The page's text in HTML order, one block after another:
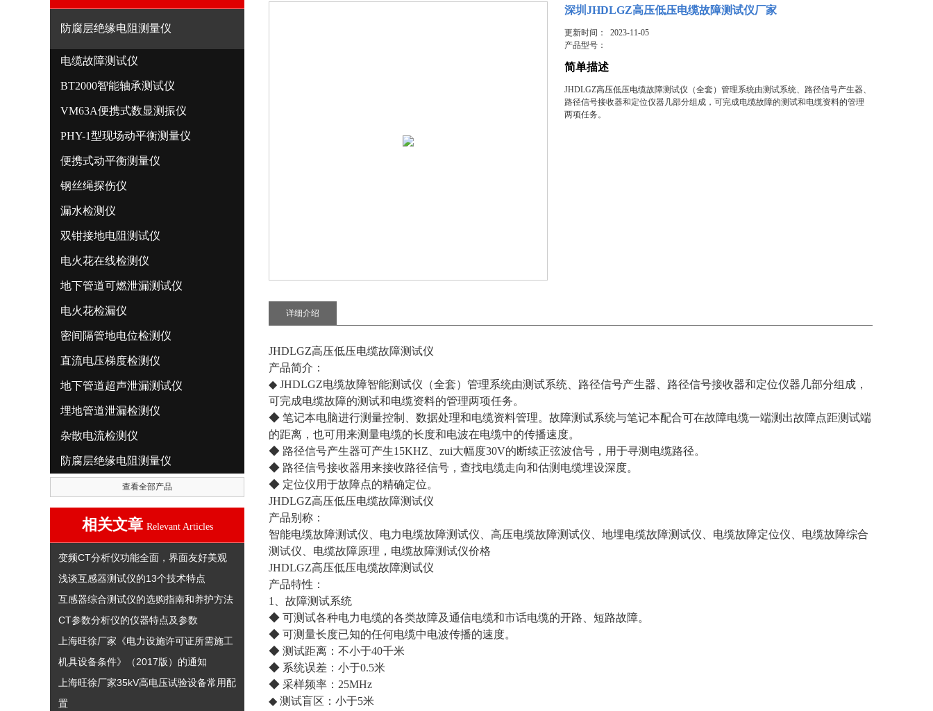
防腐层绝缘电阻测量仪
电缆故障测试仪
BT2000智能轴承测试仪
VM63A便携式数显测振仪
PHY-1型现场动平衡测量仪
便携式动平衡测量仪
钢丝绳探伤仪
漏水检测仪
双钳接地电阻测试仪
电火花在线检测仪
地下管道可燃泄漏测试仪
电火花检漏仪
密间隔管地电位检测仪
直流电压梯度检测仪
地下管道超声泄漏测试仪
埋地管道泄漏检测仪
杂散电流检测仪
防腐层绝缘电阻测量仪
查看全部产品
相关文章 Relevant Articles
变频CT分析仪功能全面，界面友好美观
浅谈互感器测试仪的13个技术特点
互感器综合测试仪的选购指南和养护方法
CT参数分析仪的仪器特点及参数
上海旺徐厂家《电力设施许可证所需施工
机具设备条件》（2017版）的通知
上海旺徐厂家35kV高电压试验设备常用配
置
深圳JHDLGZ高压低压电缆故障测试仪厂家
更新时间： 2023-11-05
产品型号：
简单描述
JHDLGZ高压低压电缆故障测试仪（全套）管理系统由测试系统、路径信号产生器、
路径信号接收器和定位仪器几部分组成，可完成电缆故障的测试和电缆资料的管理
两项任务。
详细介绍
JHDLGZ高压低压电缆故障测试仪
产品简介：
◆ JHDLGZ电缆故障智能测试仪（全套）管理系统由测试系统、路径信号产生器、路径信号接收器和定位仪器几部分组成，
可完成电缆故障的测试和电缆资料的管理两项任务。
◆ 笔记本电脑进行测量控制、数据处理和电缆资料管理。故障测试系统与笔记本配合可在故障电缆一端测出故障点距测试端
的距离，也可用来测量电缆的长度和电波在电缆中的传播速度。
◆ 路径信号产生器可产生15KHZ、zui大幅度30V的断续正弦波信号，用于寻测电缆路径。
◆ 路径信号接收器用来接收路径信号，查找电缆走向和估测电缆埋设深度。
◆ 定位仪用于故障点的精确定位。
JHDLGZ高压低压电缆故障测试仪
产品别称：
智能电缆故障测试仪、电力电缆故障测试仪、高压电缆故障测试仪、地埋电缆故障测试仪、电缆故障定位仪、电缆故障综合
测试仪、电缆故障原理，电缆故障测试仪价格
JHDLGZ高压低压电缆故障测试仪
产品特性：
1、故障测试系统
◆ 可测试各种电力电缆的各类故障及通信电缆和市话电缆的开路、短路故障。
◆ 可测量长度已知的任何电缆中电波传播的速度。
◆ 测试距离：不小于40千米
◆ 系统误差：小于0.5米
◆ 采样频率：25MHz
◆ 测试盲区：小于5米